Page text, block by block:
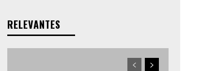
RELEVANTES